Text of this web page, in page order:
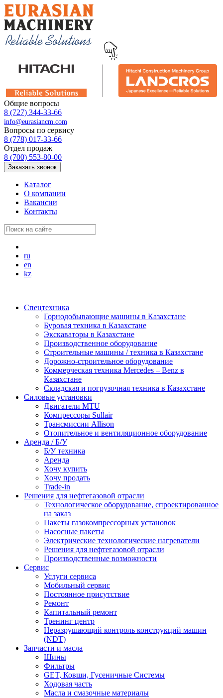
Общие вопросы
8 (727) 344-33-66
info@eurasiancm.com
Вопросы по сервису
8 (778) 017-33-66
Отдел продаж
8 (700) 553-80-00
Заказать звонок
Каталог
О компании
Вакансии
Контакты
ru
en
kz
Спецтехника
Горнодобывающие машины в Казахстане
Буровая техника в Казахстане
Экскаваторы в Казахстане
Производственное оборудование
Строительные машины / техника в Казахстане
Дорожно-строительное оборудование
Коммерческая техника Mercedes – Benz в
Казахстане
Складская и погрузочная техника в Казахстане
Силовые установки
Двигатели MTU
Компрессоры Sullair
Трансмиссии Allison
Отопительное и вентиляционное оборудование
Аренда / Б/У
Б/У техника
Аренда
Хочу купить
Хочу продать
Trade-in
Решения для нефтегазовой отрасли
Технологическое оборудование, спроектированное
на заказ
Пакеты газокомпрессорных установок
Насосные пакеты
Электрические технологические нагреватели
Решения для нефтегазовой отрасли
Производственные возможности
Сервис
Услуги сервиса
Мобильный сервис
Постоянное присутствие
Ремонт
Капитальный ремонт
Тренинг центр
Неразрушающий контроль конструкций машин
(NDT)
Запчасти и масла
Шины
Фильтры
GET, Ковши, Гусеничные Системы
Ходовая часть
Масла и смазочные материалы